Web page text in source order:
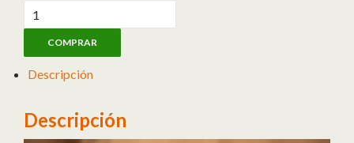
Taza con Rosa 💚 cantidad
COMPRAR
Descripción
Descripción